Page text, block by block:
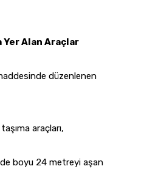
Yer Alan Araçlar
düzenlenen
araçları,
boyu 24 metreyi aşan